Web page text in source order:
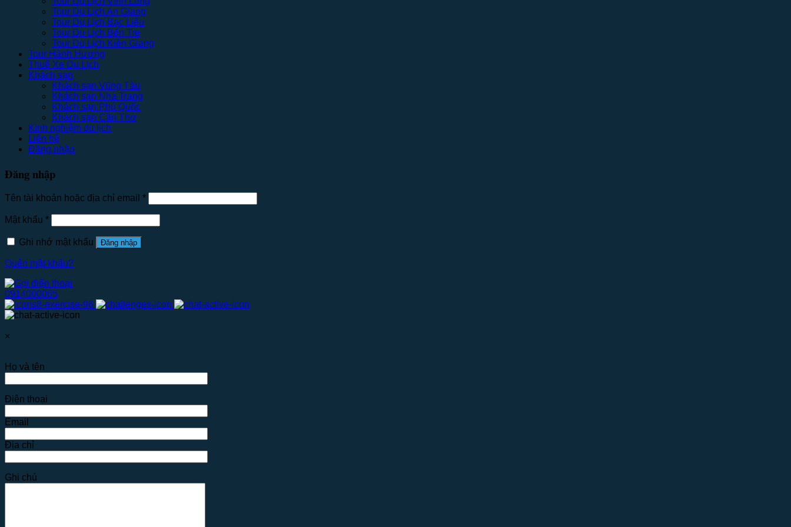
Tour Du Lịch An Giang
Tour Du Lịch Bạc Liêu
Tour Du Lịch Bến Tre
Tour Du Lịch Kiên Giang
Tour Hành Hương
Thuê Xe Du Lịch
Khách sạn
Khách sạn Vũng Tàu
Khách sạn Nha Trang
Khách sạn Phú Quốc
Khách sạn Cần Thơ
Kinh nghiệm du lịch
Liên hệ
Đăng nhập
Đăng nhập
Tên tài khoản hoặc địa chỉ email *
Mật khẩu *
Ghi nhớ mật khẩu Đăng nhập
Quên mật khẩu?
0914000065
×
Họ và tên
Điện thoại
Email
Địa chỉ
Ghi chú